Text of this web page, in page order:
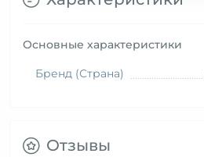
Основные характеристики
Бренд (Страна)
Отзывы